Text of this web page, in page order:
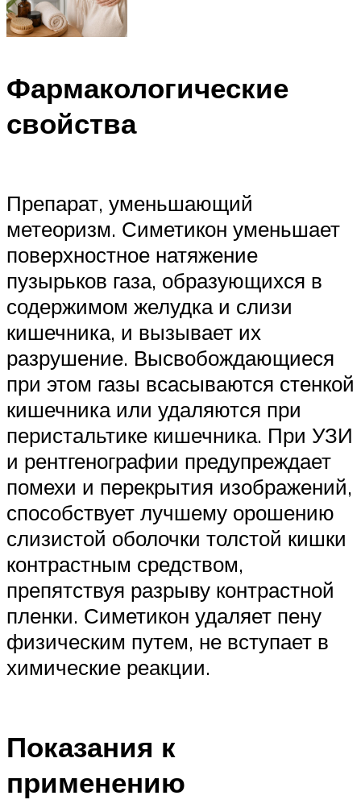
Фармакологические
свойства
Препарат, уменьшающий
метеоризм. Симетикон уменьшает
поверхностное натяжение
пузырьков газа, образующихся в
содержимом желудка и слизи
кишечника, и вызывает их
разрушение. Высвобождающиеся
при этом газы всасываются стенкой
кишечника или удаляются при
перистальтике кишечника. При УЗИ
и рентгенографии предупреждает
помехи и перекрытия изображений,
способствует лучшему орошению
слизистой оболочки толстой кишки
контрастным средством,
препятствуя разрыву контрастной
пленки. Симетикон удаляет пену
физическим путем, не вступает в
химические реакции.
Показания к
применению